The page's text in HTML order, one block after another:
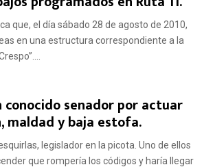
que, el día sábado 28 de agosto de 2010,
en una estructura correspondiente a la
conocido senador por actuar
maldad y baja estofa.
legislador en la picota. Uno de ellos
que rompería los códigos y haría llegar